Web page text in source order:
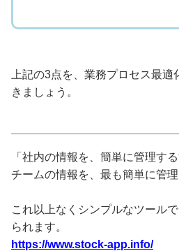
上記の3点を、業務プロセス最
きましょう。
「社内の情報を、簡単に管理す
チームの情報を、最も簡単に管
これ以上なくシンプルなツール
られます。
https://www.stock-app.info/